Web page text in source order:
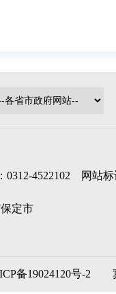
4522102 网站标
定市
备19024120号-2